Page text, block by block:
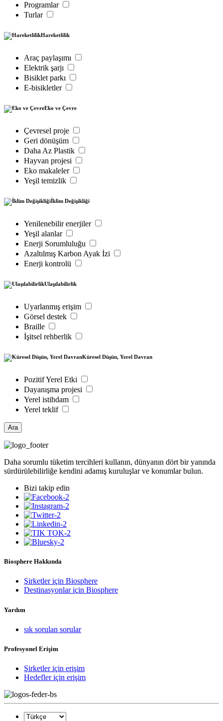
Programlar
Turlar
Hareketlilik
Araç paylaşımı
Elektrik şarjı
Bisiklet parkı
E-bisikletler
Eko ve Çevre
Çevresel proje
Geri dönüşüm
Daha Az Plastik
Hayvan projesi
Eko makaleler
Yeşil temizlik
İklim Değişikliği
Yenilenebilir enerjiler
Yeşil alanlar
Enerji Sorumluluğu
Azaltılmış Karbon Ayak İzi
Enerji kontrolü
Ulaşılabilirlik
Uyarlanmış erişim
Görsel destek
Braille
İşitsel rehberlik
Küresel Düşün, Yerel Davran
Pozitif Yerel Etki
Dayanışma projesi
Yerel istihdam
Yerel teklif
Ara
Daha sorumlu tüketim tercihleri kullanın, dünyanın dört bir yanında
sürdürülebilirliğe kendini adamış kuruluşlar ve konumlar bulun.
Bizi takip edin
Biosphere Hakkında
Şirketler için Biosphere
Destinasyonlar için Biosphere
Yardım
sık sorulan sorular
Profesyonel Erişim
Şirketler için erişim
Hedefler için erişim